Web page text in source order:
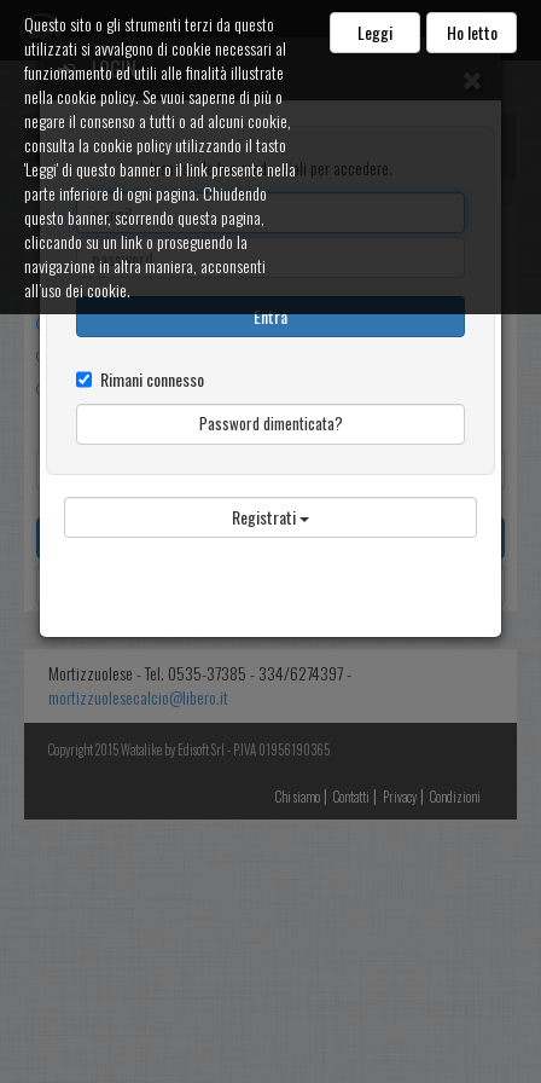
Mortizzuolese
Messaggi
Filtri
Non letti
Ricevuti
Tutti
Cerca
LOGIN
Inserisci le tue credenziali per accedere.
Entra
Rimani connesso
Password dimenticata?
Registrati
Mortizzuolese - Tel. 0535-37385 - 334/6274397 -
mortizzuolesecalcio@libero.it
Copyright 2015 Watalike by Edisoft Srl - P.IVA 01956190365
Chi siamo | Contatti | Privacy | Condizioni
Questo sito o gli strumenti terzi da questo
utilizzati si avvalgono di cookie necessari al
funzionamento ed utili alle finalità illustrate
nella cookie policy. Se vuoi saperne di più o
negare il consenso a tutti o ad alcuni cookie,
consulta la cookie policy utilizzando il tasto
'Leggi' di questo banner o il link presente nella
parte inferiore di ogni pagina. Chiudendo
questo banner, scorrendo questa pagina,
cliccando su un link o proseguendo la
navigazione in altra maniera, acconsenti
all’uso dei cookie.
Leggi Ho letto